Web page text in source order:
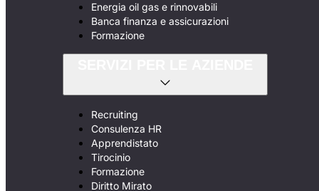
Energia oil gas e rinnovabili
Banca finanza e assicurazioni
Formazione
Recruiting
Consulenza HR
Apprendistato
Tirocinio
Formazione
Diritto Mirato